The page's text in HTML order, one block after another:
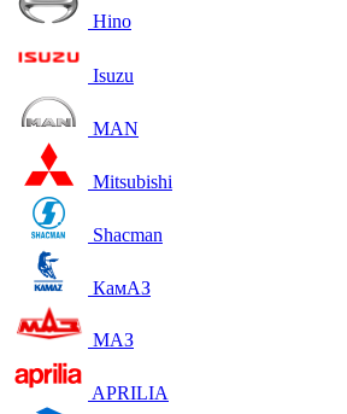
Hino
Isuzu
MAN
Mitsubishi
Shacman
КамАЗ
МАЗ
APRILIA